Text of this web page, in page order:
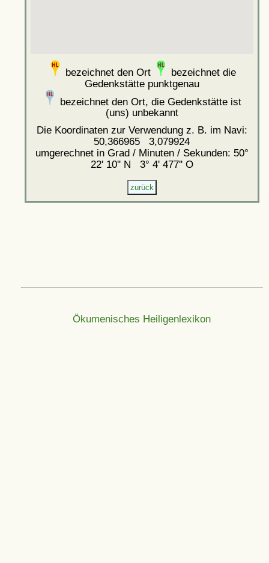
bezeichnet den Ort
bezeichnet die
Gedenkstätte punktgenau
bezeichnet den Ort, die Gedenkstätte ist
(uns) unbekannt
Die Koordinaten zur Verwendung z. B. im Navi:
50,366965 3,079924
umgerechnet in Grad / Minuten / Sekunden: 50°
22' 10'' N 3° 4' 477'' O
Ökumenisches Heiligenlexikon